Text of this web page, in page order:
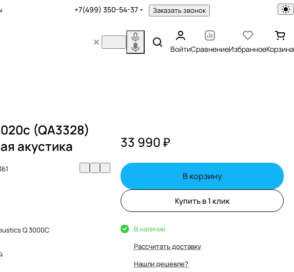
+7(499) 350-54-37 Заказать звонок
ВойтиСравнениеИзбранноеКорзина
(QA3328)
акустика
Q 3000C
33 990 ₽
В корзину
Купить в 1 клик
В наличии
Рассчитать доставку
Нашли дешевле?